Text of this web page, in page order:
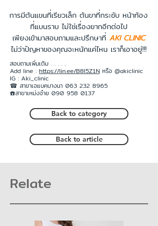
การมีต้นแขนที่เรียวเล็ก ต้นขาที่กระชับ หน้าท้อง
ที่แบนราบ ไม่ใช่เรื่องยากอีกต่อไป
เพียงเข้ามาสอบถามและปรึกษาที่ AKI CLINIC
ไม่ว่าปัญหาของคุณจะหนักแค่ไหน เราก็เอาอยู่!!!
สอบถามเพิ่มเติม . . . . .
Add line : https://lin.ee/B8l5Z1N หรือ @akiclinic
IG : Aki_clinic
☎ สาขาเอแบคบางนา 063 232 8965
☎️สาขาเหม่งจ๋าย 090 958 0137
Back to category
Back to article
Relate